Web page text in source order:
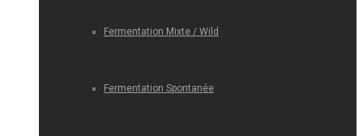
Fermentation Mixte / Wild
Fermentation Spontanée